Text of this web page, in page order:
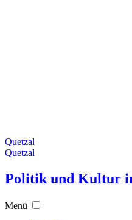
Quetzal
Quetzal
Politik und Kultur
Menü